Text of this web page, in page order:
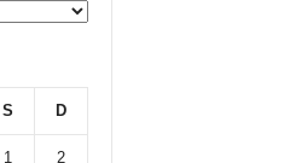
S D
1 2